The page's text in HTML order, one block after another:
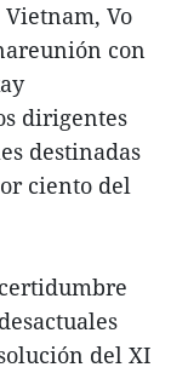
Vo
con
dirigentes
destinadas
ciento del
del XI